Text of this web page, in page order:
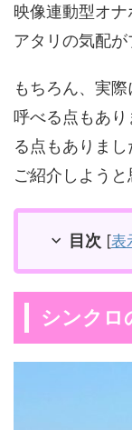
映像連動型オ
アタリの気配が
もちろん、実
呼べる点もあ
る点もありま
ご紹介しようと
目次 [表
シンクロ